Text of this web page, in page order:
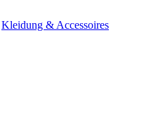
Kleidung & Accessoires